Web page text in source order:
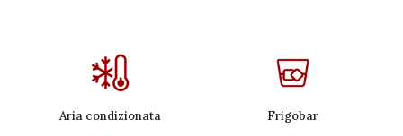
Aria condizionata Frigobar